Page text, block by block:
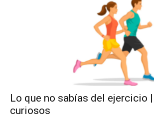
Lo que no sabías del ejercicio
curiosos